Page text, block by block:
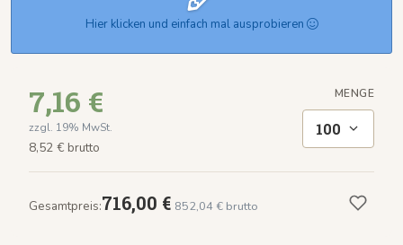
Hier klicken und einfach mal ausprobieren
7,16 €
zzgl. 19% MwSt.
8,52 € brutto
MENGE
100
Gesamtpreis:716,00 € 852,04 € brutto